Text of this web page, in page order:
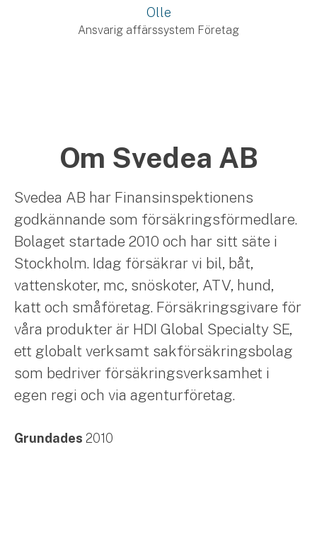
Olle
Ansvarig affärssystem Företag
Om Svedea AB
Svedea AB har Finansinspektionens
godkännande som försäkringsförmedlare.
Bolaget startade 2010 och har sitt säte i
Stockholm. Idag försäkrar vi bil, båt,
vattenskoter, mc, snöskoter, ATV, hund,
katt och småföretag. Försäkringsgivare för
våra produkter är HDI Global Specialty SE,
ett globalt verksamt sakförsäkringsbolag
som bedriver försäkringsverksamhet i
egen regi och via agenturföretag.
Grundades 2010